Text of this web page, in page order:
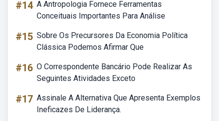
#14 A Antropologia Fornece Ferramentas
Conceituais Importantes Para Análise
#15 Sobre Os Precursores Da Economia Política
Clássica Podemos Afirmar Que
#16 O Correspondente Bancário Pode Realizar As
Seguintes Atividades Exceto
#17 Assinale A Alternativa Que Apresenta Exemplos
Ineficazes De Liderança.